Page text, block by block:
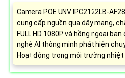
Camera POE UNV IPC2122LB-
cung cấp nguồn qua dây mạng,
FULL HD 1080P và hồng ngoại
nghệ AI thông minh phát hiện
Hoạt động trong môi trường nhiệt